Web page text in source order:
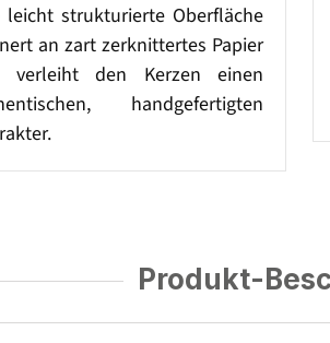
leicht strukturierte Oberfläche
an zart zerknittertes Papier
verleiht den Kerzen einen
handgefertigten
Produkt-